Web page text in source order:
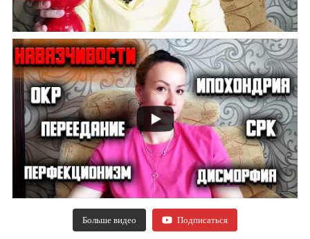
Больше видео Подписаться